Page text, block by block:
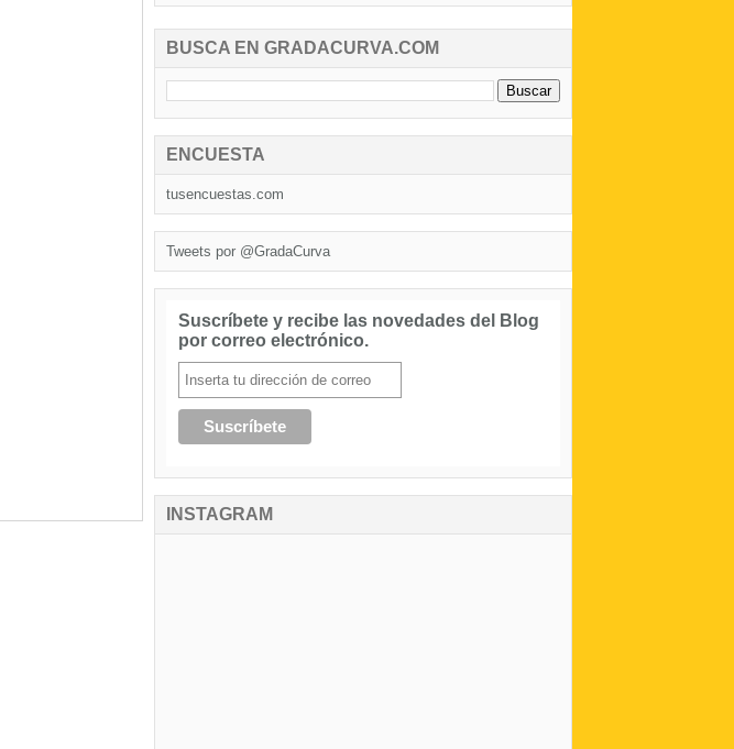
BUSCA EN GRADACURVA.COM
ENCUESTA
tusencuestas.com
Tweets por @GradaCurva
Suscríbete y recibe las novedades del Blog
por correo electrónico.
INSTAGRAM